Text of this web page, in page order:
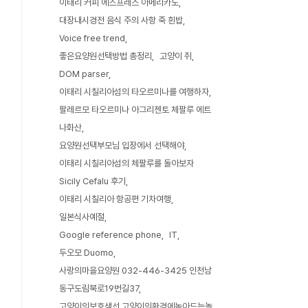
이태리 커피 에스프레스 아메리카노
대장내시경전 음식 주의 사항 죽 흰밥
Voice free trend
좋은요양원선택방법 총정리
고양이 쥐
DOM parser
이태리 시칠리아섬의 타오르미나를 여행하자
팔레르모 타오르미나 아그리젠토 체팔루 에트
나화산
요양원선택부모님 입장에서 선택해야
이태리 시칠리아섬의 체팔루를 돌아보자
Sicily Cefalu 후기
이태리 시칠리아 항공편 기차여행
일본식사예절
Google reference phone
IT
두오모 Duomo
사랑의마을요양원 032-446-3425 인천남
동구도림북로19번길37